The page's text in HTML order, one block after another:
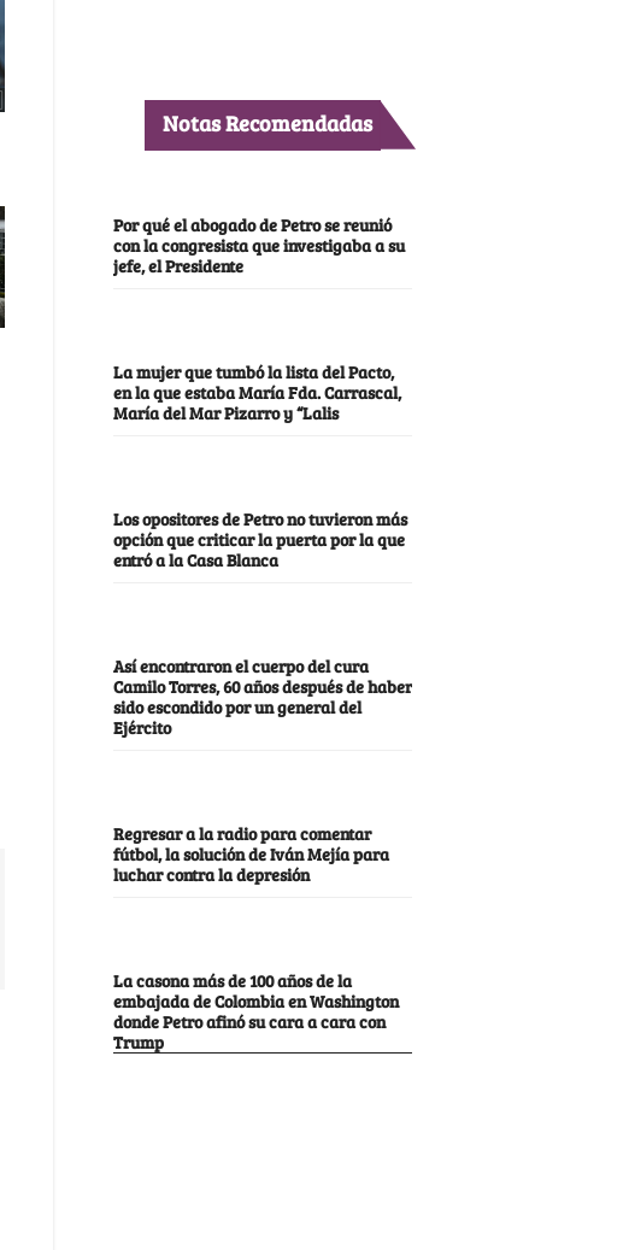
Notas Recomendadas
Por qué el abogado de Petro se reunió
con la congresista que investigaba a su
jefe, el Presidente
La mujer que tumbó la lista del Pacto,
en la que estaba María Fda. Carrascal,
María del Mar Pizarro y “Lalis
Los opositores de Petro no tuvieron más
opción que criticar la puerta por la que
entró a la Casa Blanca
Así encontraron el cuerpo del cura
Camilo Torres, 60 años después de haber
sido escondido por un general del
Ejército
Regresar a la radio para comentar
fútbol, la solución de Iván Mejía para
luchar contra la depresión
La casona más de 100 años de la
embajada de Colombia en Washington
donde Petro afinó su cara a cara con
Trump